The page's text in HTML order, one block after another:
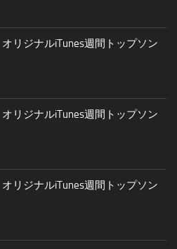
リジナルiTunes週間トップソン
リジナルiTunes週間トップソン
リジナルiTunes週間トップソン